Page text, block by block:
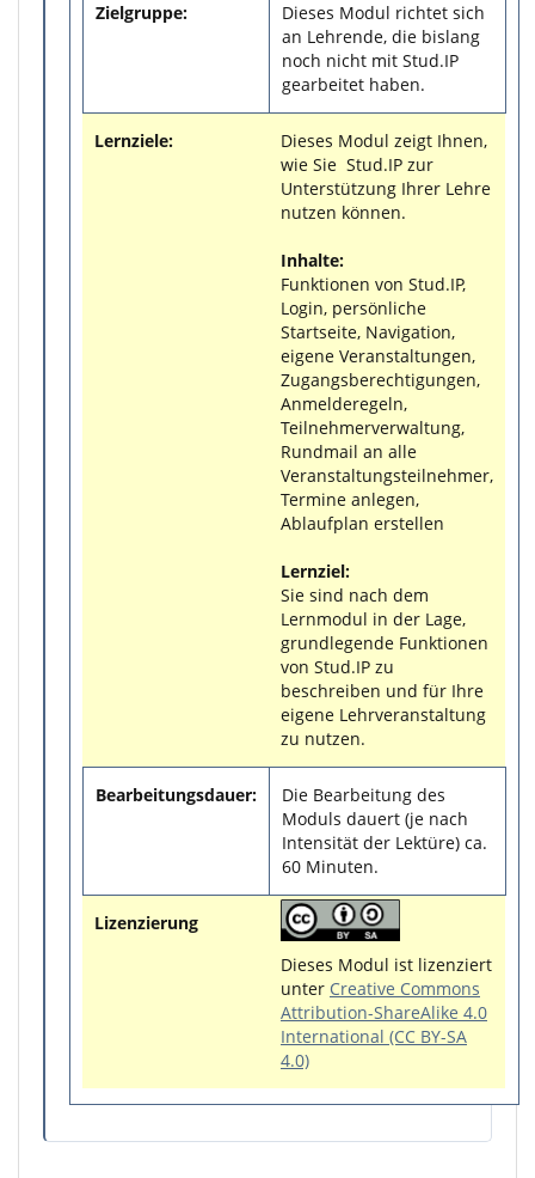
Zielgruppe:
Dieses Modul richtet sich
an Lehrende, die bislang
noch nicht mit Stud.IP
gearbeitet haben.
Lernziele:
Dieses Modul zeigt Ihnen,
wie Sie Stud.IP zur
Unterstützung Ihrer Lehre
nutzen können.
Inhalte:
Funktionen von Stud.IP,
Login, persönliche
Startseite, Navigation,
eigene Veranstaltungen,
Zugangsberechtigungen,
Anmelderegeln,
Teilnehmerverwaltung,
Rundmail an alle
Veranstaltungsteilnehmer,
Termine anlegen,
Ablaufplan erstellen
Lernziel:
Sie sind nach dem
Lernmodul in der Lage,
grundlegende Funktionen
von Stud.IP zu
beschreiben und für Ihre
eigene Lehrveranstaltung
zu nutzen.
Bearbeitungsdauer:
Die Bearbeitung des
Moduls dauert (je nach
Intensität der Lektüre) ca.
60 Minuten.
Lizenzierung
Dieses Modul ist lizenziert
unter Creative Commons
Attribution-ShareAlike 4.0
International (CC BY-SA
4.0)